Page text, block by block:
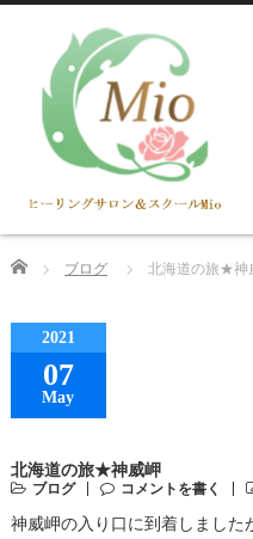
Home ブログ 北海道の旅★神
2021
07
May
北海道の旅★神威岬
ブログ コメントを書く
神威岬の入り口に到着しました